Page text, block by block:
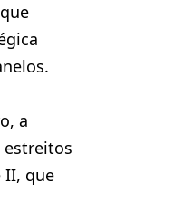
a
estreitos
II, que